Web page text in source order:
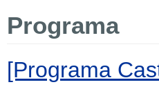
Programa
[Programa